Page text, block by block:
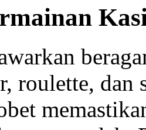
roulette, dan